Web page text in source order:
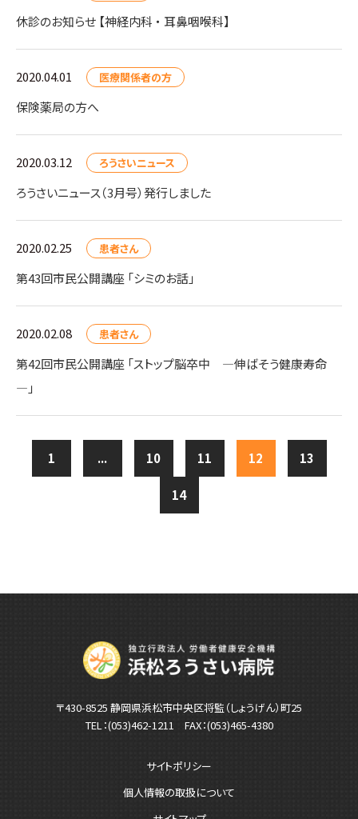
休診のお知らせ 【神経内科 ・ 耳鼻咽喉科】
2020.04.01 医療関係者の方
保険薬局の方へ
2020.03.12 ろうさいニュース
ろうさいニュース（3月号）発行しました
2020.02.25 患者さん
第43回市民公開講座 「シミのお話」
2020.02.08 患者さん
第42回市民公開講座 「ストップ脳卒中 ―伸ばそう健康寿命
―」
1 ... 10 11 12 13
14
〒430-8525 静岡県浜松市中央区将監（しょうげん）町25
TEL：(053)462-1211 FAX：(053)465-4380
サイトポリシー
個人情報の取扱について